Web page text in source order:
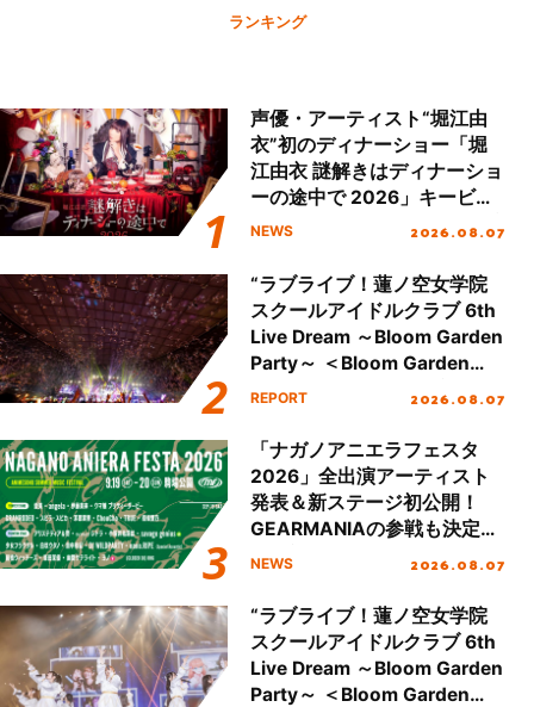
ランキング
声優・アーティスト“堀江由
衣”初のディナーショー「堀
江由衣 謎解きはディナーショ
ーの途中で 2026」キービジ
ュアル＆グッズラインナップ
NEWS 2026.08.07
“ラブライブ！蓮ノ空女学院
スクールアイドルクラブ 6th
Live Dream ～Bloom Garden
Party～ ＜Bloom Garden
Party Stage／埼玉公演＞”
REPORT 2026.08.07
「ナガノアニエラフェスタ
2026」全出演アーティスト
発表＆新ステージ初公開！
GEARMANIAの参戦も決定
し、初となる第3ステージの
NEWS 2026.08.07
“ラブライブ！蓮ノ空女学院
スクールアイドルクラブ 6th
Live Dream ～Bloom Garden
Party～ ＜Bloom Garden